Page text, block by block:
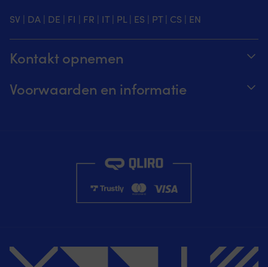
SV | DA | DE | FI | FR | IT| PL | ES | PT| CS | EN
Kontakt opnemen
Voorwaarden en informatie
Retouren en terugbetaling
Aankoopvoorwaarden
Privacybeleid